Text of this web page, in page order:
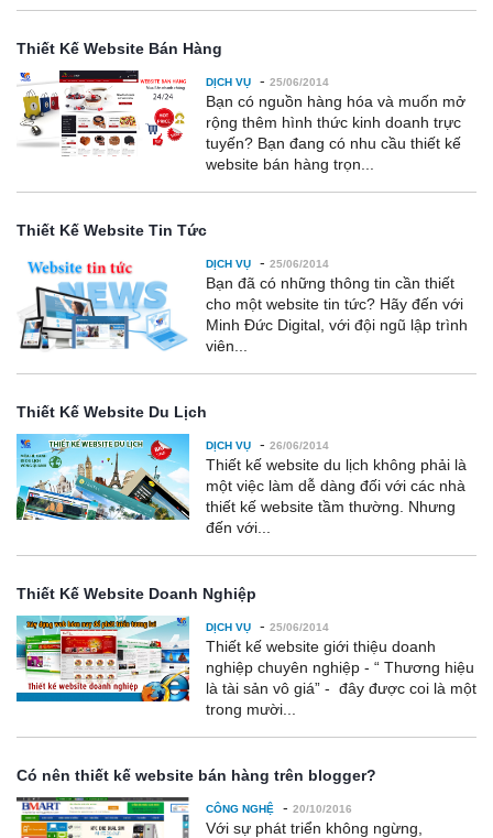
Thiết Kế Website Bán Hàng
DỊCH VỤ - 25/06/2014
Bạn có nguồn hàng hóa và muốn mở
rộng thêm hình thức kinh doanh trực
tuyến? Bạn đang có nhu cầu thiết kế
website bán hàng trọn...
Thiết Kế Website Tin Tức
DỊCH VỤ - 25/06/2014
Bạn đã có những thông tin cần thiết
cho một website tin tức? Hãy đến với
Minh Đức Digital, với đội ngũ lập trình
viên...
Thiết Kế Website Du Lịch
DỊCH VỤ - 26/06/2014
Thiết kế website du lịch không phải là
một việc làm dễ dàng đối với các nhà
thiết kế website tầm thường. Nhưng
đến với...
Thiết Kế Website Doanh Nghiệp
DỊCH VỤ - 25/06/2014
Thiết kế website giới thiệu doanh
nghiệp chuyên nghiệp - “ Thương hiệu
là tài sản vô giá” - đây được coi là một
trong mười...
Có nên thiết kế website bán hàng trên blogger?
CÔNG NGHỆ - 20/10/2016
Với sự phát triển không ngừng,